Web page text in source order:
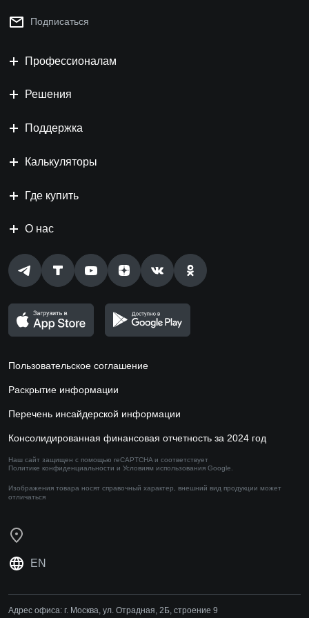
Подписаться
Профессионалам
Решения
Поддержка
Калькуляторы
Где купить
О нас
Пользовательское соглашение
Раскрытие информации
Перечень инсайдерской информации
Консолидированная финансовая отчетность за 2024 год
Наш сайт защищен с помощью reCAPTCHA и соответствует
Политике конфиденциальности и Условиям использования Google.
Изображения товара носят справочный характер, внешний вид продукции может
отличаться
EN
Адрес офиса: г. Москва, ул. Отрадная, 2Б, строение 9